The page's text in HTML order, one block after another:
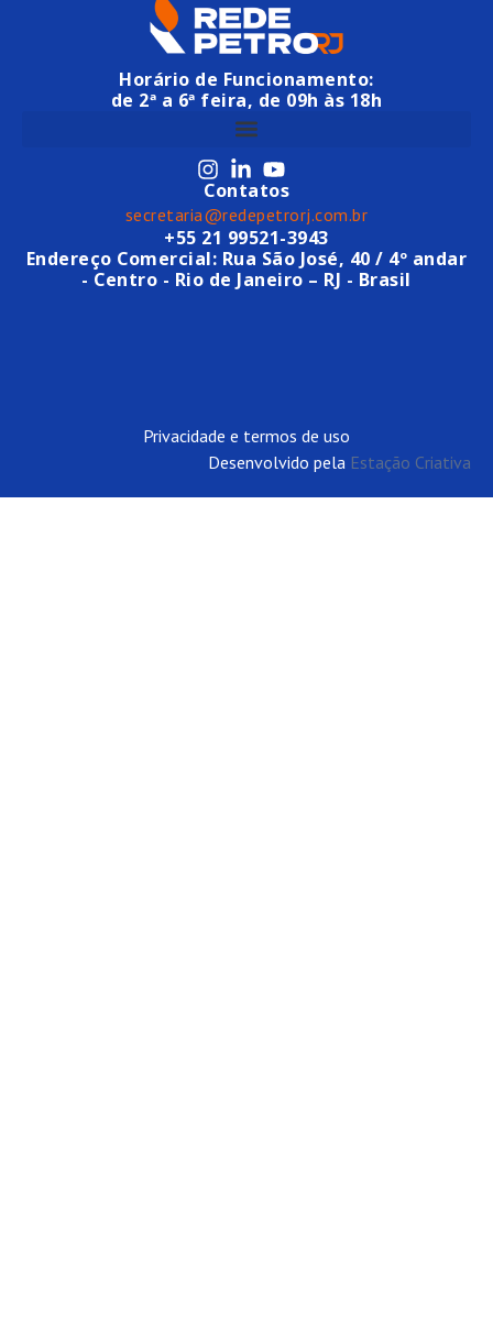
Horário de Funcionamento:
de 2ª a 6ª feira, de 09h às 18h
Contatos
secretaria@redepetrorj.com.br
+55 21 99521-3943
Endereço Comercial: Rua São José, 40 / 4º andar
- Centro - Rio de Janeiro – RJ - Brasil
Privacidade e termos de uso
Desenvolvido pela Estação Criativa